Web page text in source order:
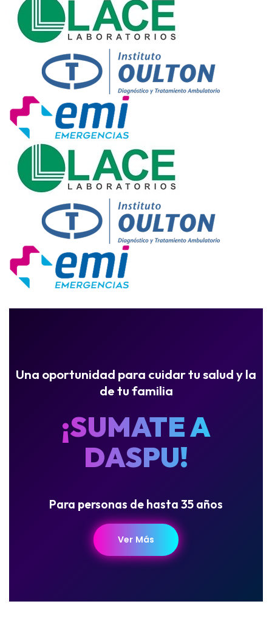
Una oportunidad para cuidar tu salud y la
de tu familia
¡SUMATE A
DASPU!
Para personas de hasta 35 años
Ver Más